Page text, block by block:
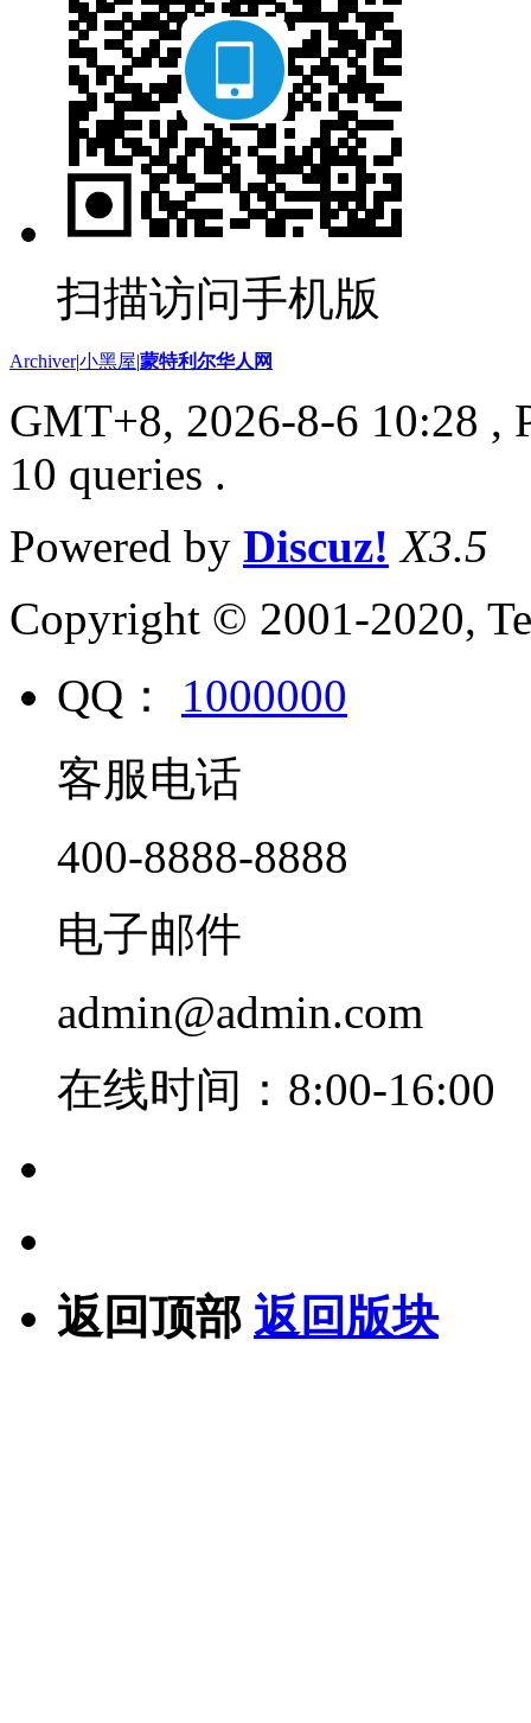
扫描访问手机版
Archiver|小黑屋|蒙特利尔华人网
GMT+8, 2026-8-6 10:28 ,
10 queries .
Powered by Discuz! X3.5
Copyright © 2001-2020,
QQ： 1000000
客服电话
400-8888-8888
电子邮件
admin@admin.com
在线时间：8:00-16:00
返回顶部 返回版块